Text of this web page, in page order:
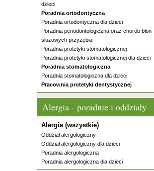
dzieci
Poradnia ortodontyczna
Poradnia ortodontyczna dla dzieci
Poradnia periodontologiczna oraz chorób błon
śluzowych przyzębia
Poradnia protetyki stomatologicznej
Poradnia protetyki stomatologicznej dla dzieci
Poradnia stomatologiczna
Poradnia stomatologiczna dla dzieci
Pracownia protetyki dentystycznej
Alergia - poradnie i oddziały
Alergia (wszystkie)
Oddział alergologiczny
Oddział alergologiczny dla dzieci
Poradnia alergologiczna
Poradnia alergologiczna dla dzieci